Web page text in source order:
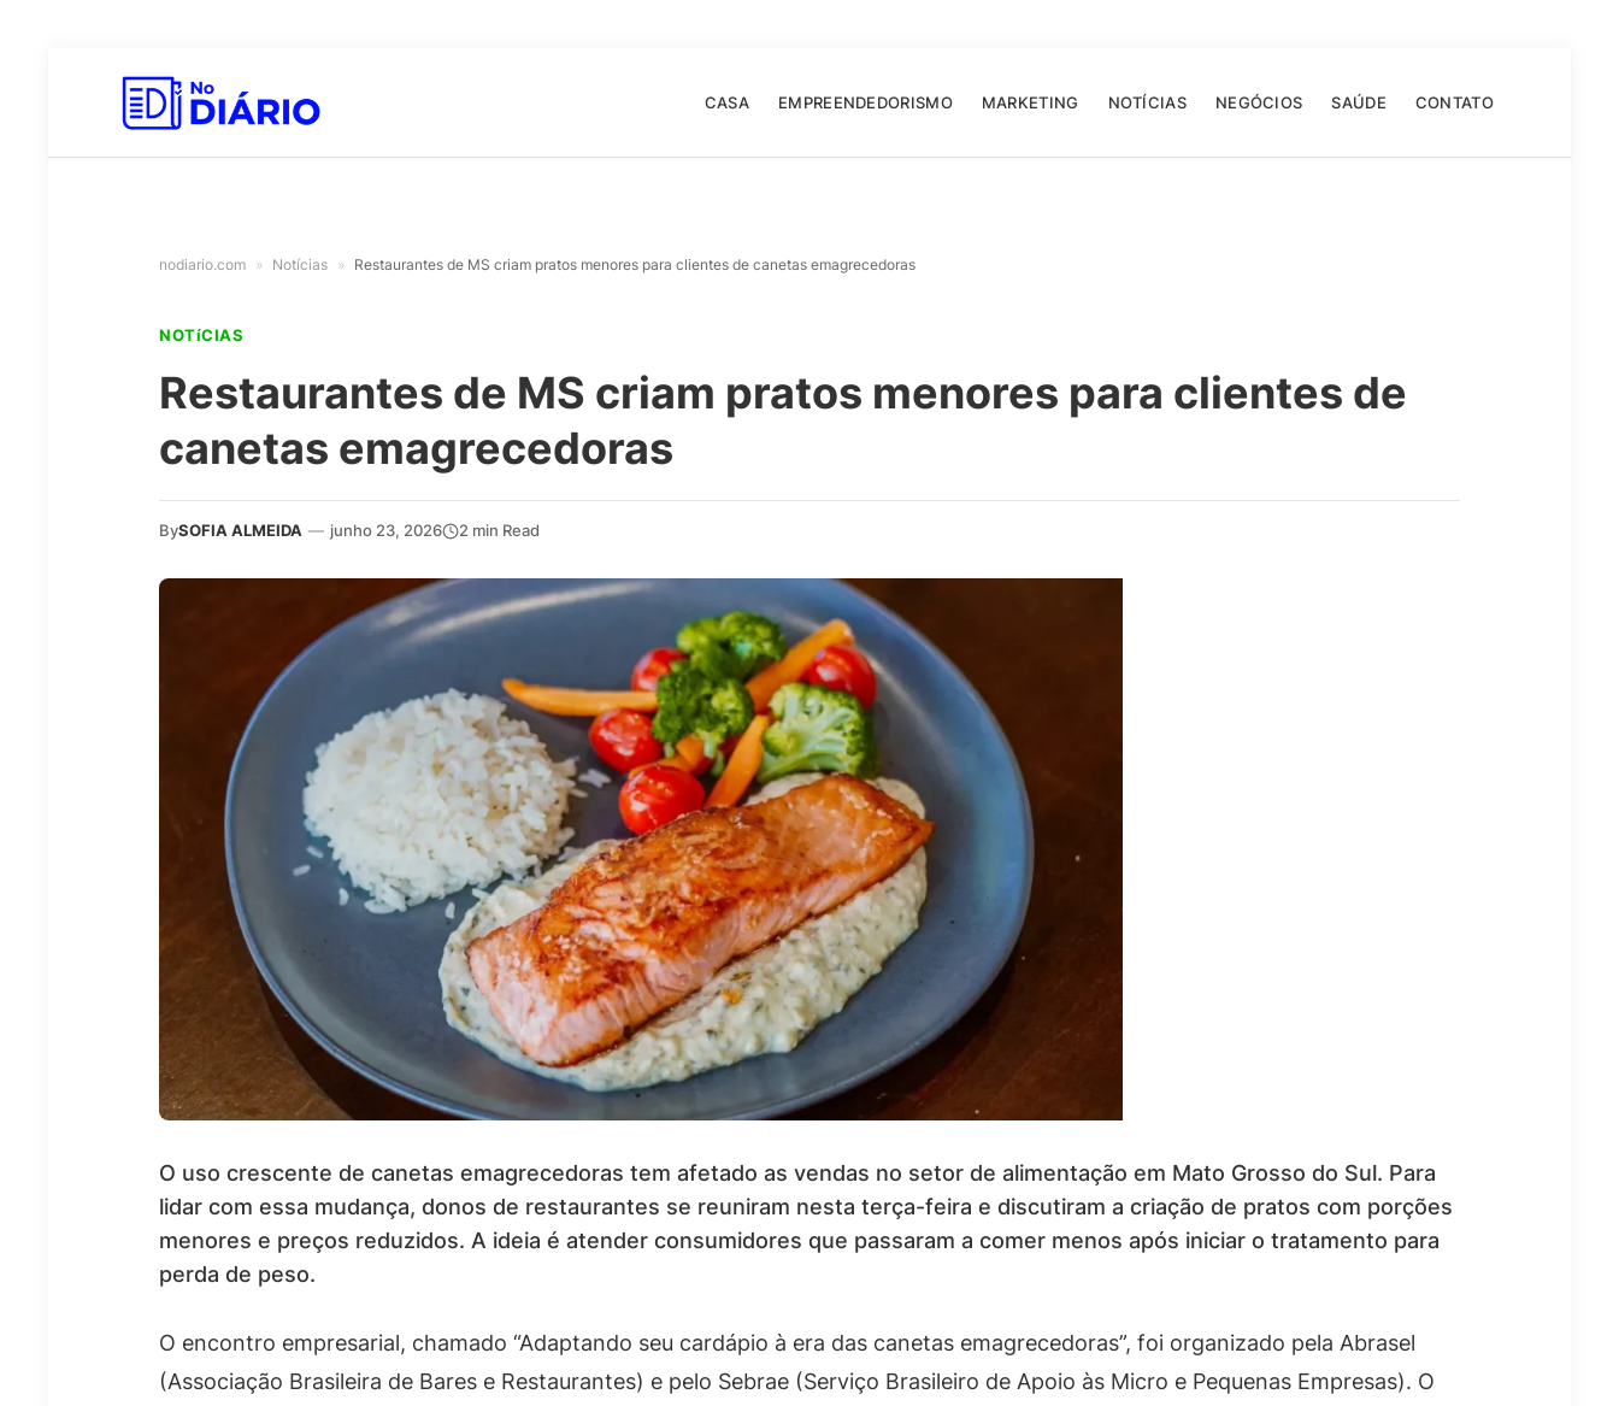
CASA EMPREENDEDORISMO MARKETING NOTÍCIAS NEGÓCIOS SAÚDE CONTATO
nodiario.com » Notícias » Restaurantes de MS criam pratos menores para clientes de canetas emagrecedoras
NOTíCIAS
Restaurantes de MS criam pratos menores para clientes de
canetas emagrecedoras
BySOFIA ALMEIDA — junho 23, 2026 2 min Read
O uso crescente de canetas emagrecedoras tem afetado as vendas no setor de alimentação em Mato Grosso do Sul. Para
lidar com essa mudança, donos de restaurantes se reuniram nesta terça-feira e discutiram a criação de pratos com porções
menores e preços reduzidos. A ideia é atender consumidores que passaram a comer menos após iniciar o tratamento para
perda de peso.
O encontro empresarial, chamado “Adaptando seu cardápio à era das canetas emagrecedoras”, foi organizado pela Abrasel
(Associação Brasileira de Bares e Restaurantes) e pelo Sebrae (Serviço Brasileiro de Apoio às Micro e Pequenas Empresas). O